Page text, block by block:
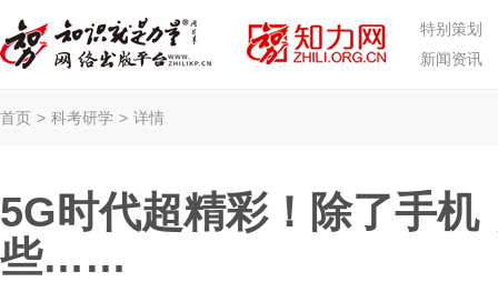
特别策划
新闻资讯
首页 > 科考研学 > 详情
5G时代超精彩！除了手机
些……